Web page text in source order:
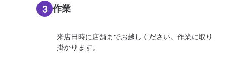
3 作業
来店日時に店舗までお越しください。作業に取り
掛かります。